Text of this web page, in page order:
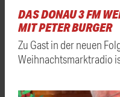
DAS DONAU 3 FM
MIT PETER BURGER
Zu Gast in der neuen
Weihnachtsmarktradio